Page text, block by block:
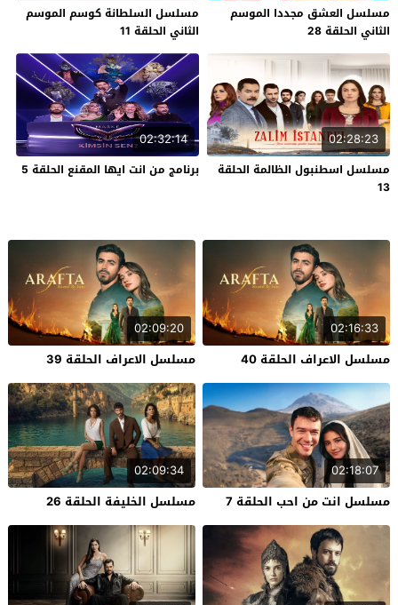
مسلسل العشق مجددا الموسم
الثاني الحلقة 28
مسلسل السلطانة كوسم الموسم
الثاني الحلقة 11
02:28:23
مسلسل اسطنبول الظالمة الحلقة
13
02:32:14
برنامج من انت ايها المقنع الحلقة 5
02:16:33
مسلسل الاعراف الحلقة 40
02:09:20
مسلسل الاعراف الحلقة 39
02:18:07
مسلسل انت من احب الحلقة 7
02:09:34
مسلسل الخليفة الحلقة 26